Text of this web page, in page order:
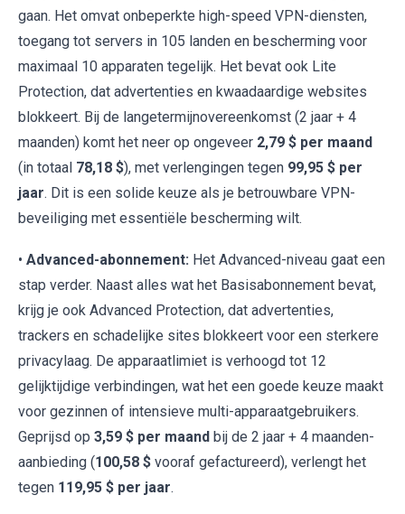
gaan. Het omvat onbeperkte high-speed VPN-diensten,
toegang tot servers in 105 landen en bescherming voor
maximaal 10 apparaten tegelijk. Het bevat ook Lite
Protection, dat advertenties en kwaadaardige websites
blokkeert. Bij de langetermijnovereenkomst (2 jaar + 4
maanden) komt het neer op ongeveer 2,79 $ per maand
(in totaal 78,18 $), met verlengingen tegen 99,95 $ per
jaar. Dit is een solide keuze als je betrouwbare VPN-
beveiliging met essentiële bescherming wilt.
• Advanced-abonnement: Het Advanced-niveau gaat een
stap verder. Naast alles wat het Basisabonnement bevat,
krijg je ook Advanced Protection, dat advertenties,
trackers en schadelijke sites blokkeert voor een sterkere
privacylaag. De apparaatlimiet is verhoogd tot 12
gelijktijdige verbindingen, wat het een goede keuze maakt
voor gezinnen of intensieve multi-apparaatgebruikers.
Geprijsd op 3,59 $ per maand bij de 2 jaar + 4 maanden-
aanbieding (100,58 $ vooraf gefactureerd), verlengt het
tegen 119,95 $ per jaar.